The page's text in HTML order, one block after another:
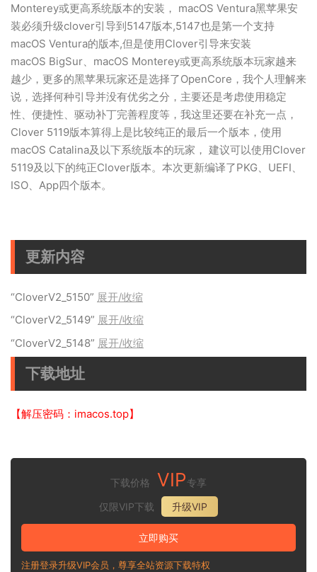
Monterey或更高系统版本的安装， macOS Ventura黑苹果安
装必须升级clover引导到5147版本,5147也是第一个支持
macOS Ventura的版本,但是使用Clover引导来安装
macOS BigSur、macOS Monterey或更高系统版本玩家越来
越少，更多的黑苹果玩家还是选择了OpenCore，我个人理解来
说，选择何种引导并没有优劣之分，主要还是考虑使用稳定
性、便捷性、驱动补丁完善程度等，我这里还要在补充一点，
Clover 5119版本算得上是比较纯正的最后一个版本，使用
macOS Catalina及以下系统版本的玩家， 建议可以使用Clover
5119及以下的纯正Clover版本。本次更新编译了PKG、UEFI、
ISO、App四个版本。
更新内容
“CloverV2_5150” 展开/收缩
“CloverV2_5149” 展开/收缩
“CloverV2_5148” 展开/收缩
下载地址
【解压密码：imacos.top】
下载价格 VIP专享
仅限VIP下载
升级VIP
立即购买
注册登录升级VIP会员，尊享全站资源下载特权